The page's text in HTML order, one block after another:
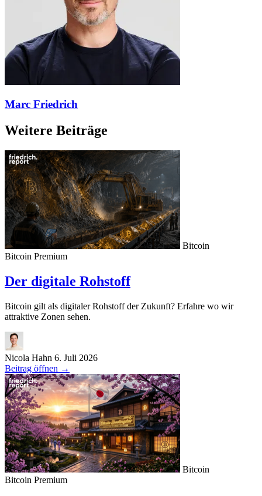
Marc Friedrich
Weitere Beiträge
Bitcoin
Bitcoin Premium
Der digitale Rohstoff
Bitcoin gilt als digitaler Rohstoff der Zukunft? Erfahre wo wir
attraktive Zonen sehen.
Nicola Hahn 6. Juli 2026
Beitrag öffnen →
Bitcoin
Bitcoin Premium